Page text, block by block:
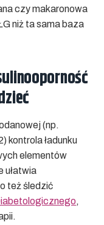
czy makaronowa
niż ta sama baza
(np.
kontrola ładunku
elementów
ułatwia
też śledzić
,